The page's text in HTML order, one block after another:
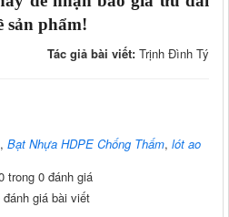
sản phẩm!
Tác giả bài viết: Trịnh Đình Tý
, Bạt Nhựa HDPE Chống Thấm, lót ao
trong 0 đánh giá
giá bài viết